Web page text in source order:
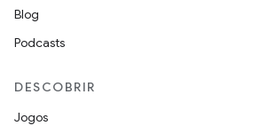
Blog
Podcasts
DESCOBRIR
Jogos